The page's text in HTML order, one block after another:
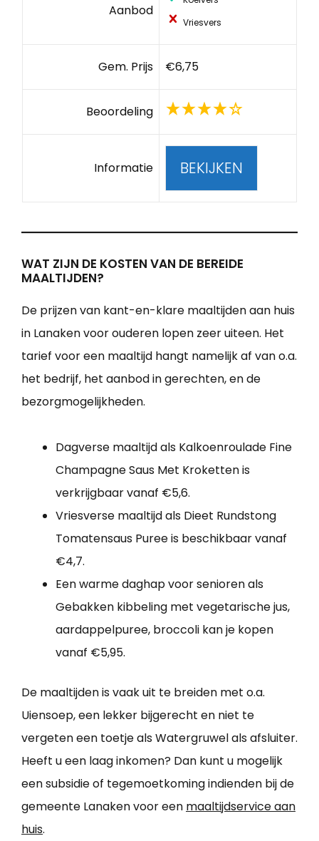
Aanbod
Vriesvers
Gem. Prijs €6,75
Beoordeling
Informatie BEKIJKEN
WAT ZIJN DE KOSTEN VAN DE BEREIDE
MAALTIJDEN?
De prijzen van kant-en-klare maaltijden aan huis
in Lanaken voor ouderen lopen zeer uiteen. Het
tarief voor een maaltijd hangt namelijk af van o.a.
het bedrijf, het aanbod in gerechten, en de
bezorgmogelijkheden.
Dagverse maaltijd als Kalkoenroulade Fine
Champagne Saus Met Kroketten is
verkrijgbaar vanaf €5,6.
Vriesverse maaltijd als Dieet Rundstong
Tomatensaus Puree is beschikbaar vanaf
€4,7.
Een warme daghap voor senioren als
Gebakken kibbeling met vegetarische jus,
aardappelpuree, broccoli kan je kopen
vanaf €5,95.
De maaltijden is vaak uit te breiden met o.a.
Uiensoep, een lekker bijgerecht en niet te
vergeten een toetje als Watergruwel als afsluiter.
Heeft u een laag inkomen? Dan kunt u mogelijk
een subsidie of tegemoetkoming indienden bij de
gemeente Lanaken voor een maaltijdservice aan
huis.